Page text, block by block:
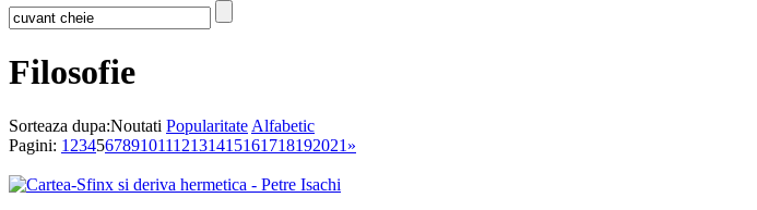
Filosofie
Sorteaza dupa:Noutati Popularitate Alfabetic
Pagini: 1 23456789101112131415161718192021 »